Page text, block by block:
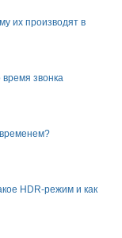
их производят в
звонка
HDR-режим и как